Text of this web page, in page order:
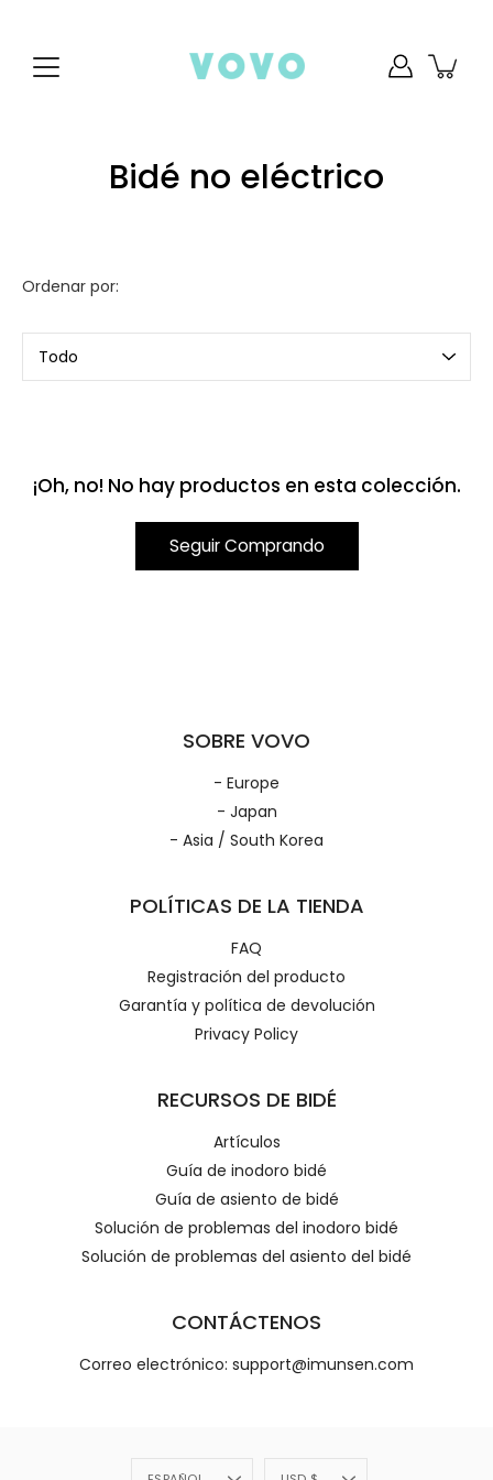
contenido
Bidé no eléctrico
Ordenar por:
por
¡Oh, no! No hay productos en esta colección.
Seguir Comprando
SOBRE VOVO
- Europe
- Japan
- Asia / South Korea
POLÍTICAS DE LA TIENDA
FAQ
Registración del producto
Garantía y política de devolución
Privacy Policy
RECURSOS DE BIDÉ
Artículos
Guía de inodoro bidé
Guía de asiento de bidé
Solución de problemas del inodoro bidé
Solución de problemas del asiento del bidé
CONTÁCTENOS
Correo electrónico: support@imunsen.com